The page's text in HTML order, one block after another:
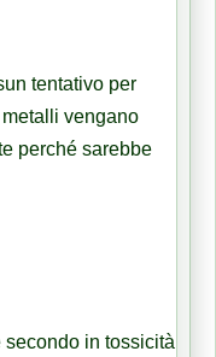
tentativo per
vengano
perché sarebbe
in tossicità